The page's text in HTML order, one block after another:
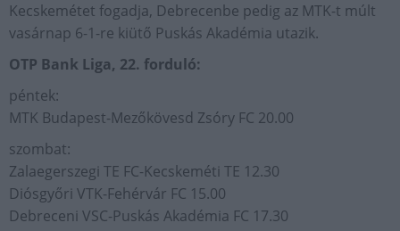
Kecskemétet fogadja, Debrecenbe pedig az MTK-t múlt
vasárnap 6-1-re kiütő Puskás Akadémia utazik.
OTP Bank Liga, 22. forduló:
péntek:
MTK Budapest-Mezőkövesd Zsóry FC 20.00
szombat:
Zalaegerszegi TE FC-Kecskeméti TE 12.30
Diósgyőri VTK-Fehérvár FC 15.00
Debreceni VSC-Puskás Akadémia FC 17.30